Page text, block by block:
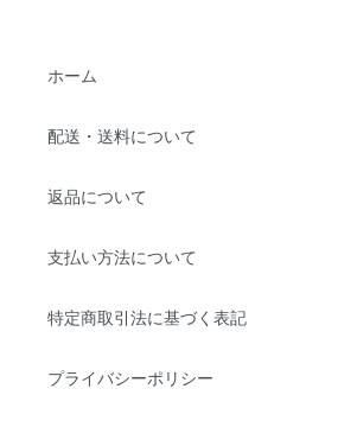
ホーム
配送・送料について
返品について
支払い方法について
特定商取引法に基づく表記
プライバシーポリシー